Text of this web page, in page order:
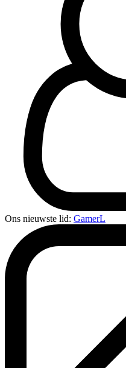
Ons nieuwste lid: GamerL